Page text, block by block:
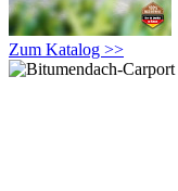
Zum Katalog >>